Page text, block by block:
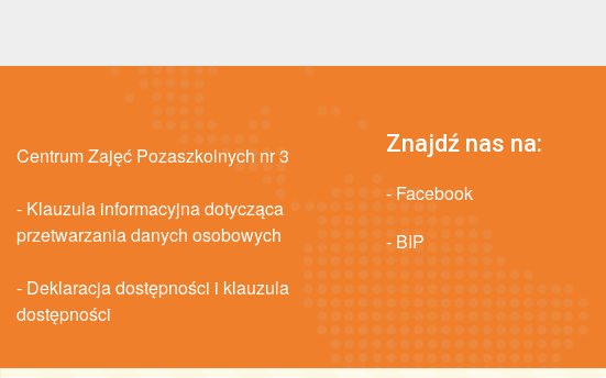
Centrum Zajęć Pozaszkolnych nr 3
- Klauzula informacyjna dotycząca
przetwarzania danych osobowych
- Deklaracja dostępności i klauzula
dostępności
Znajdź nas na:
- Facebook
- BIP